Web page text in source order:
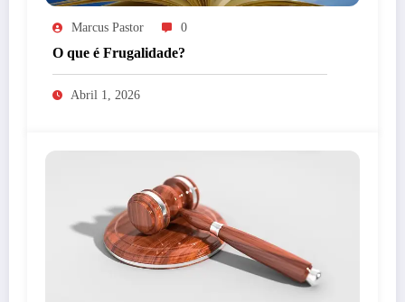
Marcus Pastor 0
O que é Frugalidade?
Abril 1, 2026